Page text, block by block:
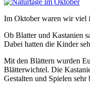
Im Oktober waren wir viel
Ob Blatter und Kastanien
Dabei hatten die Kinder
Mit den Blättern wurden
Blätterwichtel. Die
Gestalten und Spielen sehr